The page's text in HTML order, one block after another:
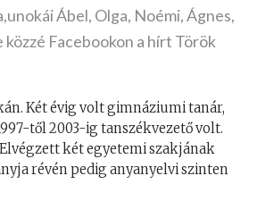
Ábel, Olga, Noémi, Ágnes,
Facebookon a hírt Török
Két évig volt gimnáziumi tanár,
től 2003-ig tanszékvezető volt.
két egyetemi szakjának
révén pedig anyanyelvi szinten